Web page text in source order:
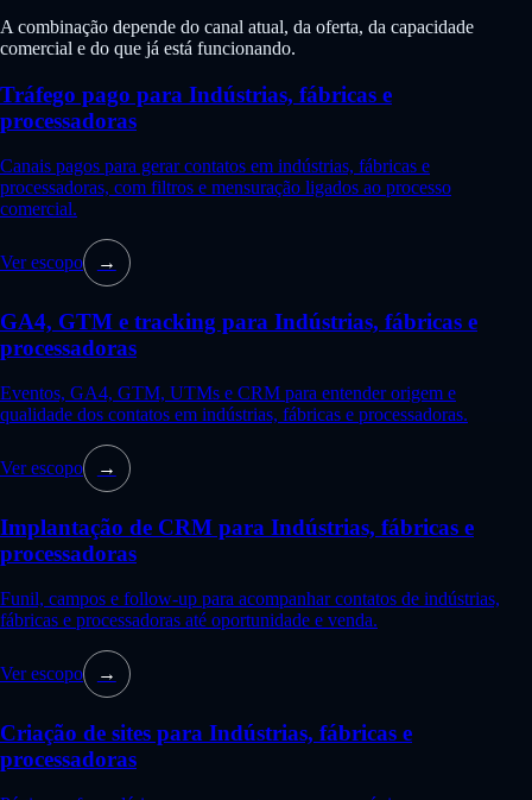
A combinação depende do canal atual, da oferta, da capacidade
comercial e do que já está funcionando.
Tráfego pago para Indústrias, fábricas e
processadoras
Canais pagos para gerar contatos em indústrias, fábricas e
processadoras, com filtros e mensuração ligados ao processo
comercial.
Ver escopo →
GA4, GTM e tracking para Indústrias, fábricas e
processadoras
Eventos, GA4, GTM, UTMs e CRM para entender origem e
qualidade dos contatos em indústrias, fábricas e processadoras.
Ver escopo →
Implantação de CRM para Indústrias, fábricas e
processadoras
Funil, campos e follow-up para acompanhar contatos de indústrias,
fábricas e processadoras até oportunidade e venda.
Ver escopo →
Criação de sites para Indústrias, fábricas e
processadoras